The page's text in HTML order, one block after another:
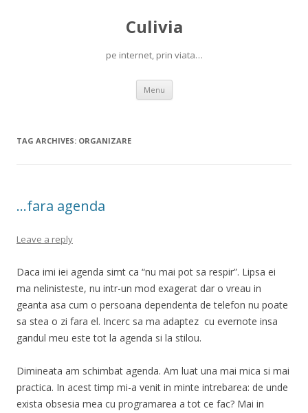
Culivia
pe internet, prin viata…
Menu Skip
content
TAG ARCHIVES: ORGANIZARE
…fara agenda
Leave a reply
Daca imi iei agenda simt ca “nu mai pot sa respir”. Lipsa ei
ma nelinisteste, nu intr-un mod exagerat dar o vreau in
geanta asa cum o persoana dependenta de telefon nu poate
sa stea o zi fara el. Incerc sa ma adaptez cu evernote insa
gandul meu este tot la agenda si la stilou.
Dimineata am schimbat agenda. Am luat una mai mica si mai
practica. In acest timp mi-a venit in minte intrebarea: de unde
exista obsesia mea cu programarea a tot ce fac? Mai in